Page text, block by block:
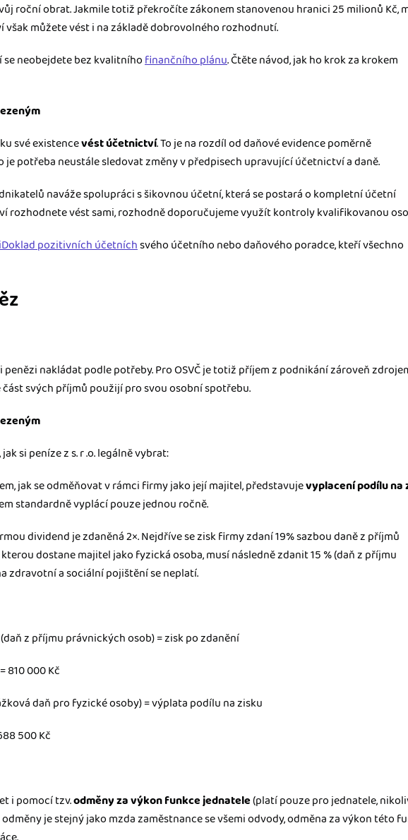
roční obrat. Jakmile totiž překročíte zákonem stanovenou hranici 25 milionů Kč,
však můžete vést i na základě dobrovolného rozhodnutí.
neobejdete bez kvalitníhofinančního plánu. Čtěte návod, jak ho krok za krokem
své existencevést účetnictví. To je na rozdíl od daňové evidence poměrně
je potřeba neustále sledovat změny v předpisech upravující účetnictví a daně.
naváže spolupráci s šikovnou účetní, která se postará o kompletní účetní
rozhodnete vést sami, rozhodně doporučujeme využít kontroly kvalifikovanou
pozitivních účetníchsvého účetního nebo daňového poradce, kteří všechno
penězi nakládat podle potřeby. Pro OSVČ je totiž příjem z podnikání zároveň
svých příjmů použijí pro svou osobní spotřebu.
si peníze z s. r .o. legálně vybrat:
jak se odměňovat v rámci firmy jako její majitel, představujevyplacení podílu na
standardně vyplácí pouze jednou ročně.
dividend je zdaněná 2×. Nejdříve se zisk firmy zdaní 19% sazbou daně z příjmů
dostane majitel jako fyzická osoba, musí následně zdanit 15 % (daň z příjmu
zdravotní a sociální pojištění se neplatí.
z příjmu právnických osob) = zisk po zdanění
810 000 Kč
daň pro fyzické osoby) = výplata podílu na zisku
500 Kč
i pomocí tzv.odměny za výkon funkce jednatele(platí pouze pro jednatele,
je stejný jako mzda zaměstnance se všemi odvody, odměna za výkon této